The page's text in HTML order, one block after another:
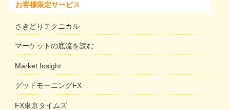
お客様限定サービス
さきどりテクニカル
マーケットの底流を読む
Market Insight
グッドモーニングFX
FX東京タイムズ